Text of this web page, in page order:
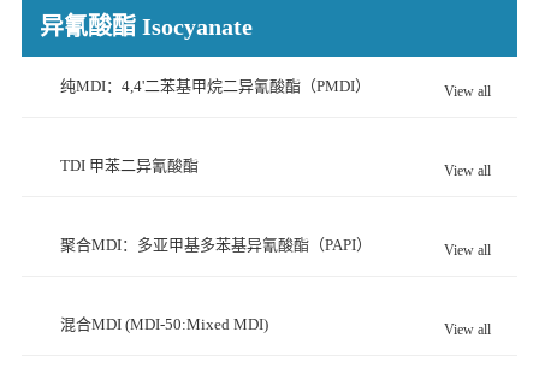
异氰酸酯 Isocyanate
纯MDI：4,4'二苯基甲烷二异氰酸酯（PMDI） View all
TDI 甲苯二异氰酸酯 View all
聚合MDI：多亚甲基多苯基异氰酸酯（PAPI） View all
混合MDI (MDI-50:Mixed MDI) View all